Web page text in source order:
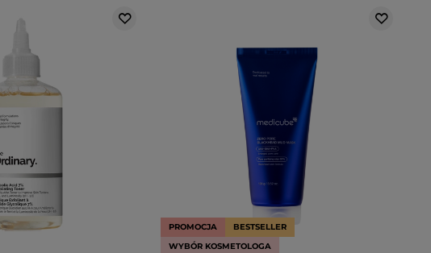
PROMOCJA
BESTSELLER
WYBÓR KOSMETOLOGA